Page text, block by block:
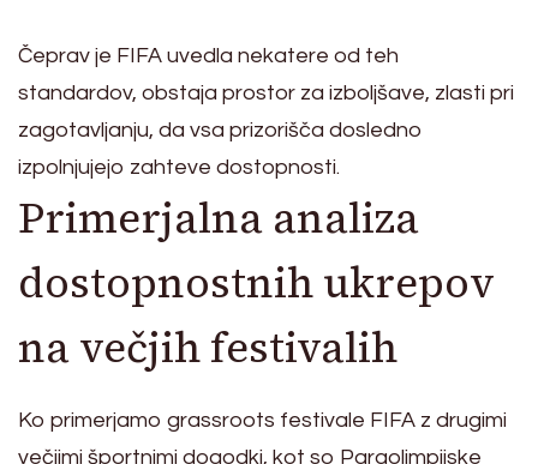
Čeprav je FIFA uvedla nekatere od teh
standardov, obstaja prostor za izboljšave, zlasti pri
zagotavljanju, da vsa prizorišča dosledno
izpolnjujejo zahteve dostopnosti.
Primerjalna analiza
dostopnostnih ukrepov
na večjih festivalih
Ko primerjamo grassroots festivale FIFA z drugimi
večjimi športnimi dogodki, kot so Paraolimpijske